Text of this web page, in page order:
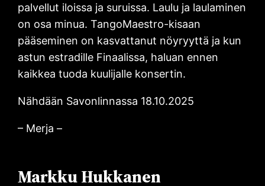
palvellut iloissa ja suruissa. Laulu ja laulaminen
on osa minua. TangoMaestro-kisaan
pääseminen on kasvattanut nöyryyttä ja kun
astun estradille Finaalissa, haluan ennen
kaikkea tuoda kuulijalle konsertin.
Nähdään Savonlinnassa 18.10.2025
– Merja –
Markku Hukkanen